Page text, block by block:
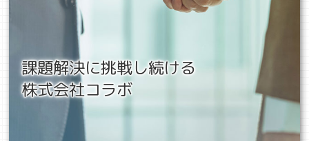
課題解決に挑戦し続ける
株式会社コラボ